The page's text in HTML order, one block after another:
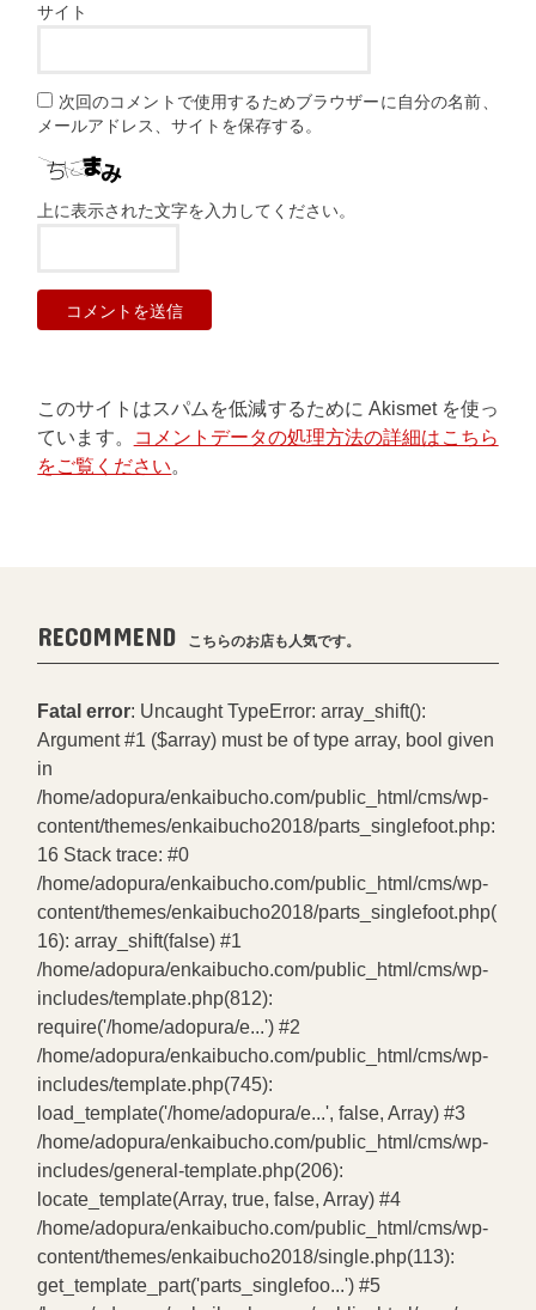
サイト
次回のコメントで使用するためブラウザーに自分の名前、
メールアドレス、サイトを保存する。
上に表示された文字を入力してください。
このサイトはスパムを低減するために Akismet を使っ
ています。
コメントデータの処理方法の詳細はこちら
をご覧ください。
RECOMMEND こちらのお店も人気です。
Fatal error: Uncaught TypeError: array_shift():
Argument #1 ($array) must be of type array, bool given
in
/home/adopura/enkaibucho.com/public_html/cms/wp-
content/themes/enkaibucho2018/parts_singlefoot.php:
16 Stack trace: #0
/home/adopura/enkaibucho.com/public_html/cms/wp-
content/themes/enkaibucho2018/parts_singlefoot.php(
16): array_shift(false) #1
/home/adopura/enkaibucho.com/public_html/cms/wp-
includes/template.php(812):
require('/home/adopura/e...') #2
/home/adopura/enkaibucho.com/public_html/cms/wp-
includes/template.php(745):
load_template('/home/adopura/e...', false, Array) #3
/home/adopura/enkaibucho.com/public_html/cms/wp-
includes/general-template.php(206):
locate_template(Array, true, false, Array) #4
/home/adopura/enkaibucho.com/public_html/cms/wp-
content/themes/enkaibucho2018/single.php(113):
get_template_part('parts_singlefoo...') #5